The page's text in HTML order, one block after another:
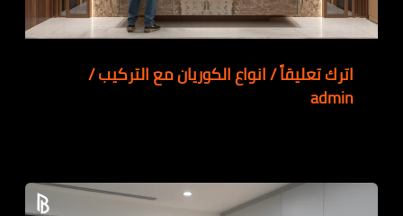
اترك تعليقاً/انواع الكوريان مع التركيب/
admin